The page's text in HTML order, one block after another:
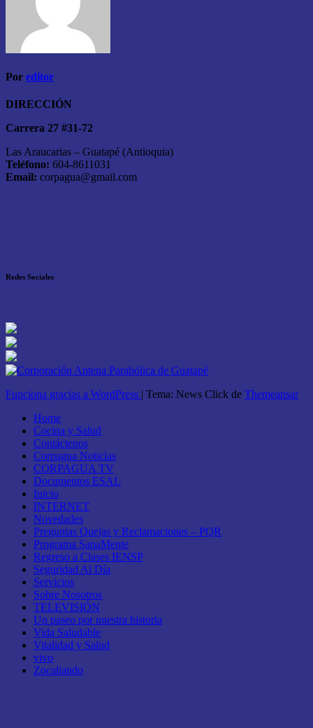
Por editor
DIRECCIÓN
Carrera 27 #31-72
Las Araucarias – Guatapé (Antioquia)
Teléfono: 604-8611031
Email: corpagua@gmail.com
Redes Sociales
Funciona gracias a WordPress | Tema: News Click de Themeansar
Home
Cocina y Salud
Contáctenos
Corpagua Noticias
CORPAGUA TV
Documentos ESAL
Inicio
INTERNET
Novedades
Preguntas Quejas y Reclamaciones – PQR
Programa SanaMente
Regreso a Clases IENSP
Seguridad Al Día
Servicios
Sobre Nosotros
TELEVISIÓN
Un paseo por nuestra historia
Vida Saludable
Vitalidad y Salud
vivo
Zocaliando